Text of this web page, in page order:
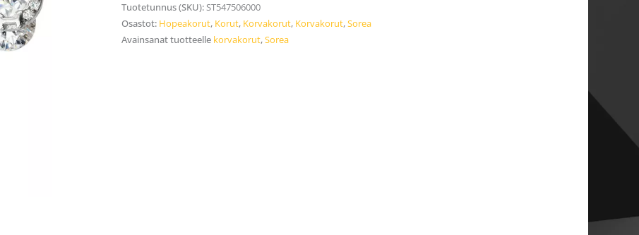
Tuotetunnus (SKU):ST547506000
Osastot: Hopeakorut, Korut, Korvakorut, Korvakorut,Sorea
Avainsanat tuotteelle korvakorut,Sorea